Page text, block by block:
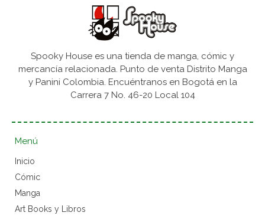
Spooky House es una tienda de manga, cómic y
mercancía relacionada. Punto de venta Distrito Manga
y Panini Colombia. Encuéntranos en Bogotá en la
Carrera 7 No. 46-20 Local 104
Menú
Inicio
Cómic
Manga
Art Books y Libros